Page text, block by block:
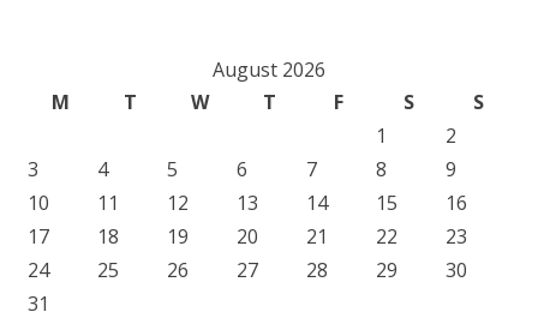
August 2026
M
T W T F S
S
1
2
3
4 5 6 7 8
9
10
11 12 13 14 15
16
17
18 19 20 21 22
23
24
25 26 27 28 29
30
31